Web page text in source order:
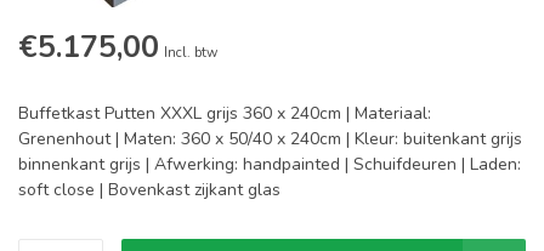
€5.175,00 Incl. btw
Buffetkast Putten XXXL grijs 360 x 240cm | Materiaal:
Grenenhout | Maten: 360 x 50/40 x 240cm | Kleur: buitenkant grijs
binnenkant grijs | Afwerking: handpainted | Schuifdeuren | Laden:
soft close | Bovenkast zijkant glas